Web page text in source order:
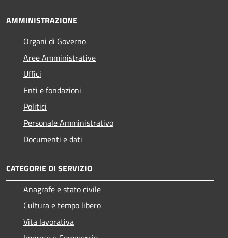
AMMINISTRAZIONE
Organi di Governo
Aree Amministrative
Uffici
Enti e fondazioni
Politici
Personale Amministrativo
Documenti e dati
CATEGORIE DI SERVIZIO
Anagrafe e stato civile
Cultura e tempo libero
Vita lavorativa